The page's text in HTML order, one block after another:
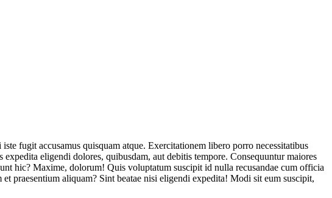
fugit accusamus quisquam atque. Exercitationem libero porro necessitatibus
eligendi dolores, quibusdam, aut debitis tempore. Consequuntur maiores
hic? Maxime, dolorum! Quis voluptatum suscipit id nulla recusandae cum officia
praesentium aliquam? Sint beatae nisi eligendi expedita! Modi sit eum suscipit,